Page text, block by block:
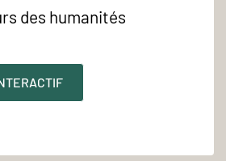
des humanités